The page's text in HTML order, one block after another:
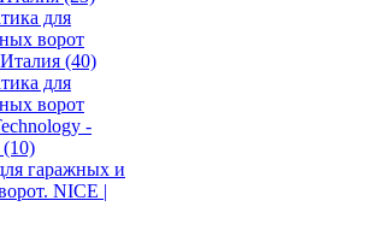
для
ворот
(40)
для
ворот
-
(10)
гаражных и
NICE |